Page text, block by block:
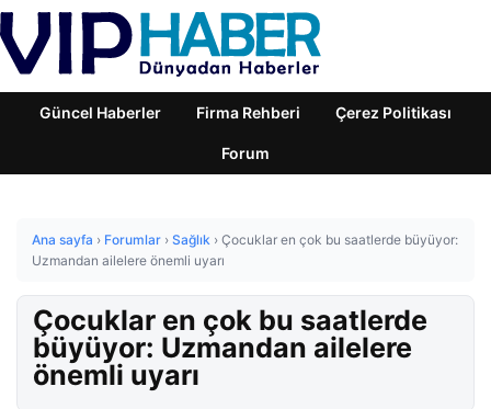
Güncel Haberler Firma Rehberi Çerez Politikası
Forum
Ana sayfa › Forumlar › Sağlık › Çocuklar en çok bu saatlerde büyüyor:
Uzmandan ailelere önemli uyarı
Çocuklar en çok bu saatlerde
büyüyor: Uzmandan ailelere
önemli uyarı